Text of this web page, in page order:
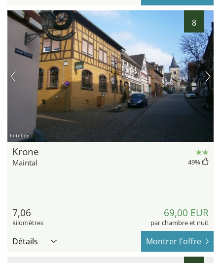
8
hotel.de
Krone
Maintal 49%
7,06
kilomètres
69,00 EUR
par chambre et nuit
Détails Montrer l'offre